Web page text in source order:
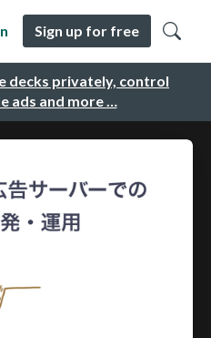
decks privately, control
ads and more …
Sign up for free